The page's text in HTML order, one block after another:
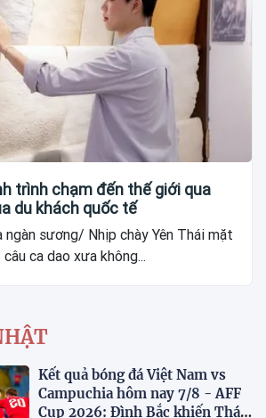
trình chạm đến thế giới qua
du khách quốc tế
sương/ Nhịp chày Yên Thái mặt
ca dao xưa không...
Kết quả bóng đá Việt Nam vs
Campuchia hôm nay 7/8 - AFF
Cup 2026: Đình Bắc khiến Thái